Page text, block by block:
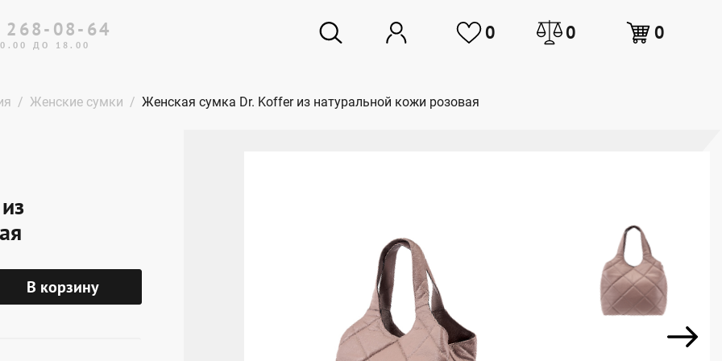
268-08-64
ДО 18.00
0 0 0
Женские сумки Женская сумка Dr. Koffer из натуральной кожи розовая
В корзину